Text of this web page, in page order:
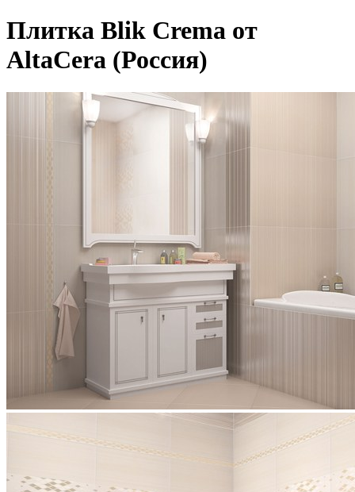
Плитка Blik Crema от
AltaCera (Россия)